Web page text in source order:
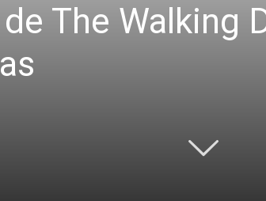
The Walking